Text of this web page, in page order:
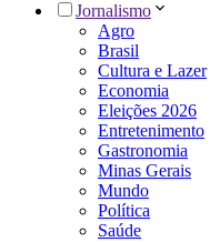
Jornalismo
Agro
Brasil
Cultura e Lazer
Economia
Eleições 2026
Entretenimento
Gastronomia
Minas Gerais
Mundo
Política
Saúde